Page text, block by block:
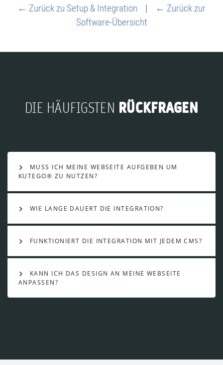
← Zurück zu Setup & Integration |
← Zurück zur
Software-Übersicht
DIE HÄUFIGSTEN RÜCKFRAGEN
MUSS ICH MEINE WEBSEITE AUFGEBEN UM
KUTEGO® ZU NUTZEN?
WIE LANGE DAUERT DIE INTEGRATION?
FUNKTIONIERT DIE INTEGRATION MIT JEDEM CMS?
KANN ICH DAS DESIGN AN MEINE WEBSEITE
ANPASSEN?